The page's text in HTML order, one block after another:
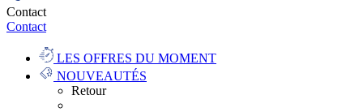
Contact
Contact
LES OFFRES DU MOMENT
NOUVEAUTÉS
Retour